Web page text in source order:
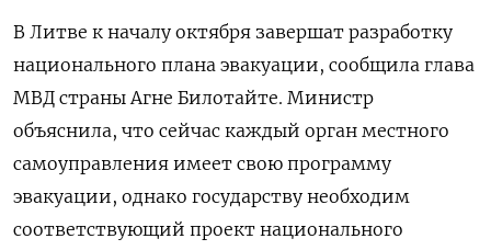
В Литве к началу октября завершат разработку
национального плана эвакуации, сообщила глава
МВД страны Агне Билотайте. Министр
объяснила, что сейчас каждый орган местного
самоуправления имеет свою программу
эвакуации, однако государству необходим
соответствующий проект национального